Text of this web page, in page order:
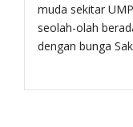
muda sekitar
seolah-olah
dengan bunga